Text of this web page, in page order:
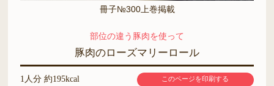
冊子№300上巻掲載
部位の違う豚肉を使って
豚肉のローズマリーロール
1人分 約195kcal このページを印刷する